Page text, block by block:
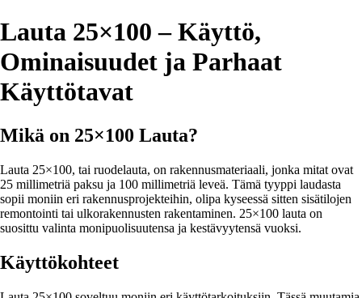
Lauta 25×100 – Käyttö,
Ominaisuudet ja Parhaat
Käyttötavat
Mikä on 25×100 Lauta?
Lauta 25×100, tai ruodelauta, on rakennusmateriaali, jonka mitat ovat
25 millimetriä paksu ja 100 millimetriä leveä. Tämä tyyppi laudasta
sopii moniin eri rakennusprojekteihin, olipa kyseessä sitten sisätilojen
remontointi tai ulkorakennusten rakentaminen. 25×100 lauta on
suosittu valinta monipuolisuutensa ja kestävyytensä vuoksi.
Käyttökohteet